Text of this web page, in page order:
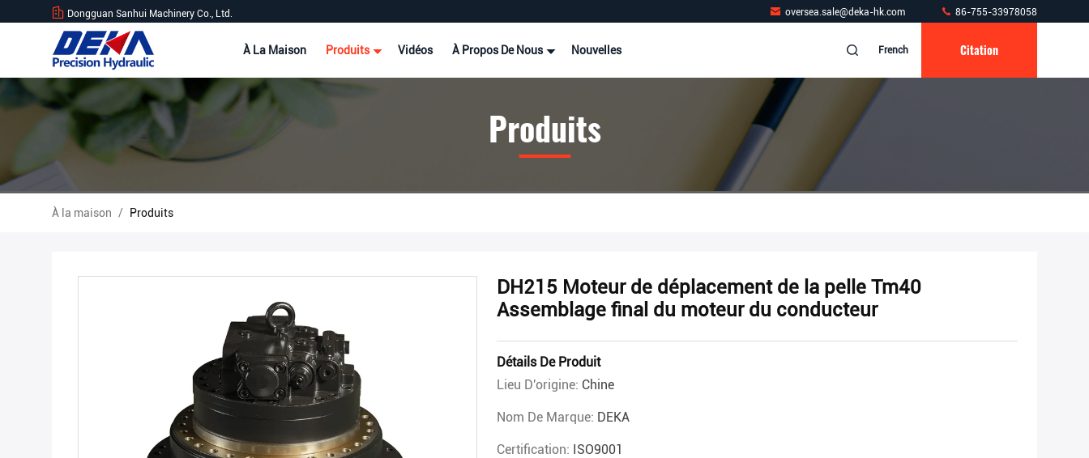
Dongguan Sanhui Machinery Co., Ltd. oversea.sale@deka-hk.com 86-755-33978058
À La Maison Produits Vidéos À Propos De Nous Nouvelles French Citation
Produits
À la maison / Produits
DH215 Moteur de déplacement de la pelle Tm40
Assemblage final du moteur du conducteur
Détails De Produit
Lieu D'origine: Chine
Nom De Marque: DEKA
Certification: ISO9001